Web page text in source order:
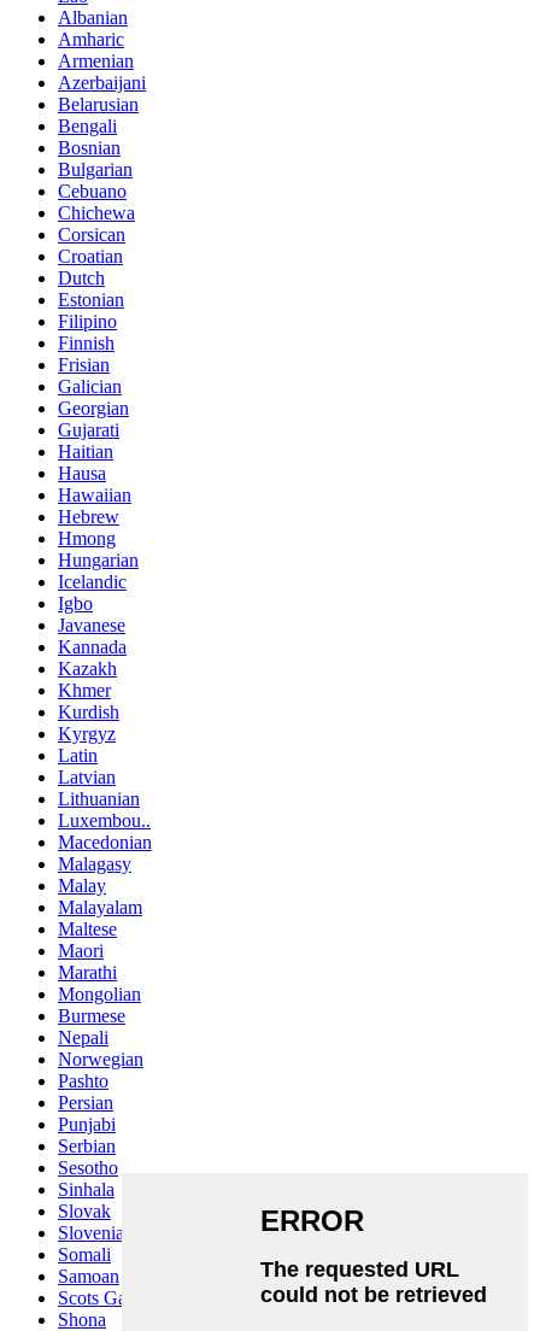
Albanian
Amharic
Armenian
Azerbaijani
Belarusian
Bengali
Bosnian
Bulgarian
Cebuano
Chichewa
Corsican
Croatian
Dutch
Estonian
Filipino
Finnish
Frisian
Galician
Georgian
Gujarati
Haitian
Hausa
Hawaiian
Hebrew
Hmong
Hungarian
Icelandic
Igbo
Javanese
Kannada
Kazakh
Khmer
Kurdish
Kyrgyz
Latin
Latvian
Lithuanian
Luxembou..
Macedonian
Malagasy
Malay
Malayalam
Maltese
Maori
Marathi
Mongolian
Burmese
Nepali
Norwegian
Pashto
Persian
Punjabi
Serbian
Sesotho
Sinhala
Slovak
Slovenian
Somali
Samoan
Scots Gaelic
Shona